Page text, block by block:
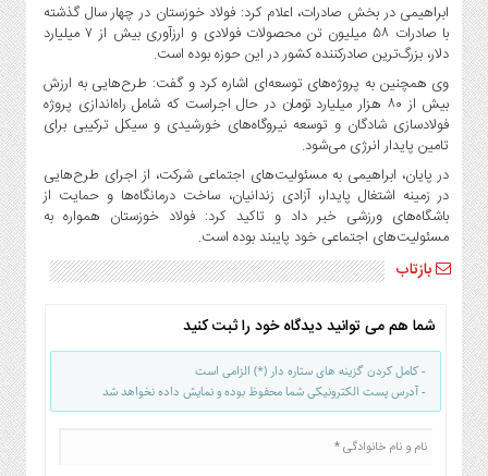
ابراهیمی در بخش صادرات، اعلام کرد: فولاد خوزستان در چهار سال گذشته
با صادرات ۵۸ میلیون تن محصولات فولادی و ارزآوری بیش از ۷ میلیارد
دلار، بزرگ‌ترین صادرکننده کشور در این حوزه بوده است.
وی همچنین به پروژه‌های توسعه‌ای اشاره کرد و گفت: طرح‌هایی به ارزش
بیش از ۸۰ هزار میلیارد تومان در حال اجراست که شامل راه‌اندازی پروژه
فولادسازی شادگان و توسعه نیروگاه‌های خورشیدی و سیکل ترکیبی برای
تامین پایدار انرژی می‌شود.
در پایان، ابراهیمی به مسئولیت‌های اجتماعی شرکت، از اجرای طرح‌هایی
در زمینه اشتغال پایدار، آزادی زندانیان، ساخت درمانگاه‌ها و حمایت از
باشگاه‌های ورزشی خبر داد و تاکید کرد: فولاد خوزستان همواره به
مسئولیت‌های اجتماعی خود پایبند بوده است.
بازتاب
شما هم می توانید دیدگاه خود را ثبت کنید
- کامل کردن گزینه های ستاره دار (*) الزامی است
- آدرس پست الکترونیکی شما محفوظ بوده و نمایش داده نخواهد شد